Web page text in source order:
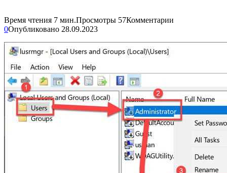
Время чтения 7 мин.Просмотры 57Комментарии
0Опубликовано 28.09.2023